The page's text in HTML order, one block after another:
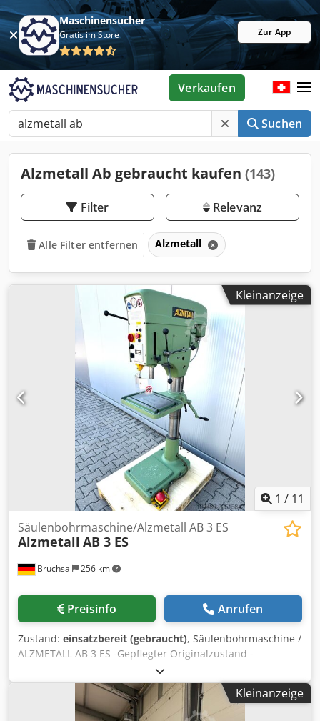
Maschinensucher
Gratis im Store Zur App
Suchen
Verkaufen
Alzmetall Ab gebraucht kaufen (143)
Filter Relevanz
Alle Filter entfernen Alzmetall
Kleinanzeige
1 / 11
Bruchsal 256 km
Säulenbohrmaschine/Alzmetall AB 3 ES
Alzmetall AB 3 ES
Preisinfo Anrufen
Zustand: einsatzbereit (gebraucht), Säulenbohrmaschine /
ALZMETALL AB 3 ES -Gepflegter Originalzustand -
Bohrleistung / Stahl max. 35mm -Ausladung ca. 280mm -
Tischgröße ca. 600x470mm -Bohrhub ca. 180mm -
Kegelaufnahme MK 3 -Stufenlose Drehzahlregulierung -
Drehzahlbereich 65 - 1750 U/min -Bohrtiefenanschlag -
Kleinanzeige